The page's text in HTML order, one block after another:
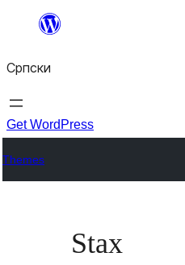
Скочи
садржај
Српски
Get WordPress
Themes
Stax